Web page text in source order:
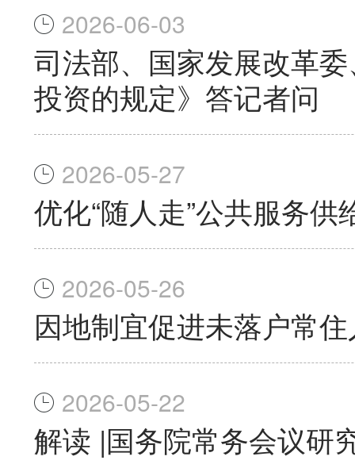
2026-06-03
司法部、国家发展改革
投资的规定》答记者问
2026-05-27
优化“随人走”公共服务供
2026-05-26
因地制宜促进未落户常
2026-05-22
解读 |国务院常务会议研